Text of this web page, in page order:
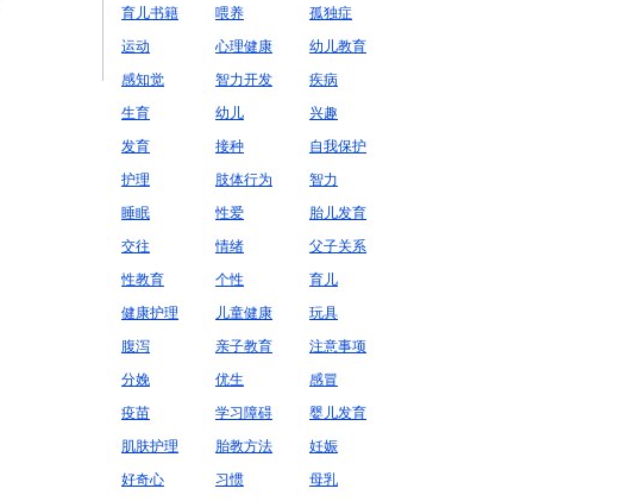
育儿书籍
喂养
孤独症
运动
心理健康
幼儿教育
感知觉
智力开发
疾病
生育
幼儿
兴趣
发育
接种
自我保护
护理
肢体行为
智力
睡眠
性爱
胎儿发育
交往
情绪
父子关系
性教育
个性
育儿
健康护理
儿童健康
玩具
腹泻
亲子教育
注意事项
分娩
优生
感冒
疫苗
学习障碍
婴儿发育
肌肤护理
胎教方法
妊娠
好奇心
习惯 母乳